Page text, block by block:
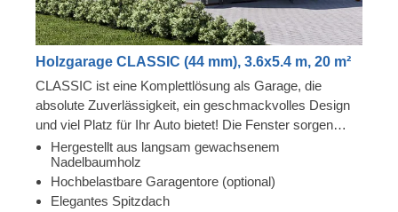
Holzgarage CLASSIC (44 mm), 3.6x5.4 m, 20 m²
CLASSIC ist eine Komplettlösung als Garage, die
absolute Zuverlässigkeit, ein geschmackvolles Design
und viel Platz für Ihr Auto bietet! Die Fenster sorgen
dafür, dass die Garage hell und gemütlich ist, und die
robuste Konstruktion schützt Ihr Auto so gut wie nur
möglich. Jetzt werden weniger Fahrten zur
Autowaschanlage notwendig sein, und Sie Ihren Gästen
Hergestellt aus langsam gewachsenem
Nadelbaumholz
Hochbelastbare Garagentore (optional)
Elegantes Spitzdach